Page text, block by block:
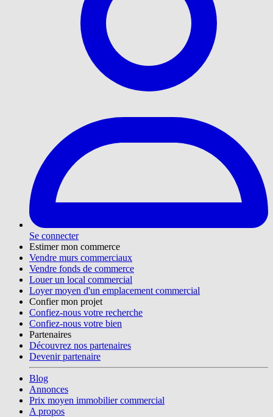
Se connecter
Estimer mon commerce
Vendre murs commerciaux
Vendre fonds de commerce
Louer un local commercial
Loyer moyen d'un emplacement commercial
Confier mon projet
Confiez-nous votre recherche
Confiez-nous votre bien
Partenaires
Découvrez nos partenaires
Devenir partenaire
Blog
Annonces
Prix moyen immobilier commercial
A propos